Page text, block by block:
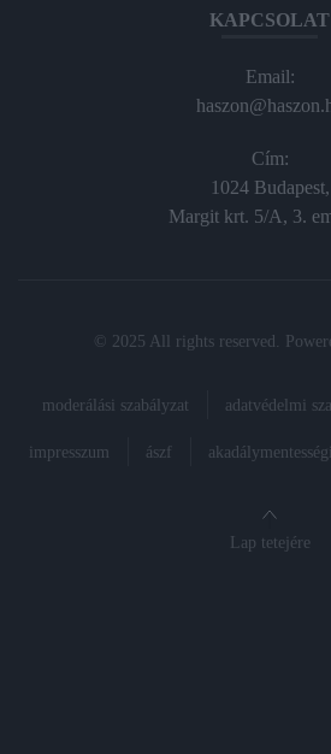
KAPCSOLAT
Email:
Cím:
1024 Budapest,
Margit krt. 5/A, 3.
© 2025 All rights reserved.
moderálási szabályzat adatvédelmi
impresszum ászf
Lap tetejére